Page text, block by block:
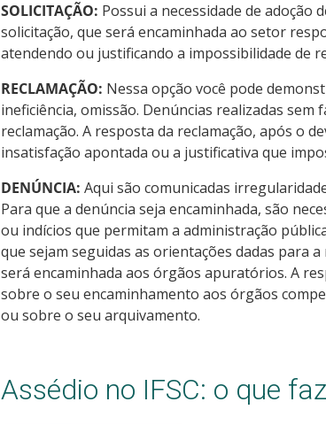
SOLICITAÇÃO: Possui a necessidade de adoção
solicitação, que será encaminhada ao setor
atendendo ou justificando a impossibilidade de
RECLAMAÇÃO: Nessa opção você pode
ineficiência, omissão. Denúncias realizadas
reclamação. A resposta da reclamação, após o
insatisfação apontada ou a justificativa que
DENÚNCIA: Aqui são comunicadas
Para que a denúncia seja encaminhada, são
ou indícios que permitam a administração
que sejam seguidas as orientações dadas para
será encaminhada aos órgãos apuratórios. A
sobre o seu encaminhamento aos órgãos
ou sobre o seu arquivamento.
Assédio no IFSC: o que